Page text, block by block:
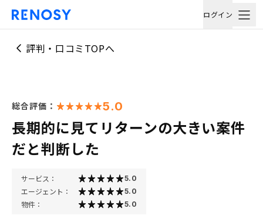
ログイン
評判・口コミTOPへ
総合評価： 5.0
長期的に見てリターンの大きい案件
だと判断した
サービス： 5.0
エージェント： 5.0
物件： 5.0